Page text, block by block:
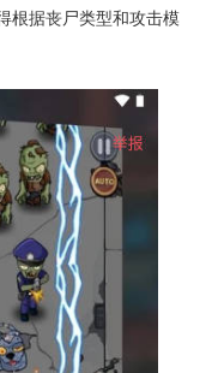
根据丧尸类型和攻击模